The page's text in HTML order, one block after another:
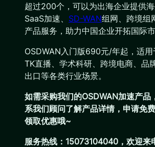
超过200个，可以为出海企业提供海
SaaS加速、 SD-WAN组网、跨境组
产品服务，助力中国企业开拓国际市
OSDWAN入门版690元/年起，适用
TK直播、学术科研、跨境电商、品
出口等各类行业场景。
如需采购我们的OSDWAN加速产品
系我们顾问了解产品详情，申请免
领取优惠哦~
服务热线：15073104040，欢迎来